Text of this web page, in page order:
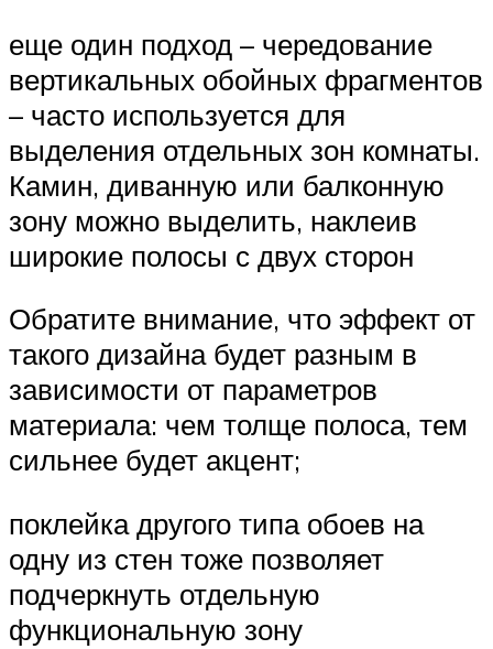
еще один подход – чередование
вертикальных обойных фрагментов
– часто используется для
выделения отдельных зон комнаты.
Камин, диванную или балконную
зону можно выделить, наклеив
широкие полосы с двух сторон
Обратите внимание, что эффект от
такого дизайна будет разным в
зависимости от параметров
материала: чем толще полоса, тем
сильнее будет акцент;
поклейка другого типа обоев на
одну из стен тоже позволяет
подчеркнуть отдельную
функциональную зону